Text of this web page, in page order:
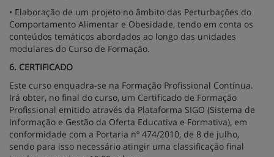
• Elaboração de um projeto no âmbito das Perturbações do
Comportamento Alimentar e Obesidade, tendo em conta os
conteúdos temáticos abordados ao longo das unidades
modulares do Curso de Formação.
6. CERTIFICADO
Este curso enquadra-se na Formação Profissional Contínua.
Irá obter, no final do curso, um Certificado de Formação
Profissional emitido através da Plataforma SIGO (Sistema de
Informação e Gestão da Oferta Educativa e Formativa), em
conformidade com a Portaria nº 474/2010, de 8 de julho,
sendo para isso necessário atingir uma classificação final